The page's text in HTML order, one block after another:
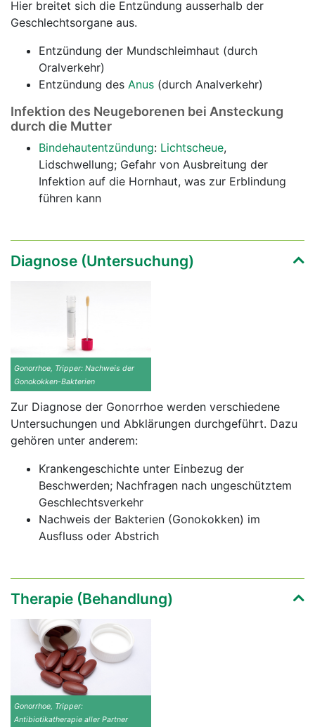
Hier breitet sich die Entzündung ausserhalb der
Geschlechtsorgane aus.
Entzündung der Mundschleimhaut (durch
Oralverkehr)
Entzündung des Anus (durch Analverkehr)
Infektion des Neugeborenen bei Ansteckung
durch die Mutter
Bindehautentzündung: Lichtscheue,
Lidschwellung; Gefahr von Ausbreitung der
Infektion auf die Hornhaut, was zur Erblindung
führen kann
Diagnose (Untersuchung)
Gonorrhoe, Tripper: Nachweis der
Gonokokken-Bakterien
Zur Diagnose der Gonorrhoe werden verschiedene
Untersuchungen und Abklärungen durchgeführt. Dazu
gehören unter anderem:
Krankengeschichte unter Einbezug der
Beschwerden; Nachfragen nach ungeschütztem
Geschlechtsverkehr
Nachweis der Bakterien (Gonokokken) im
Ausfluss oder Abstrich
Therapie (Behandlung)
Gonorrhoe, Tripper:
Antibiotikatherapie aller Partner